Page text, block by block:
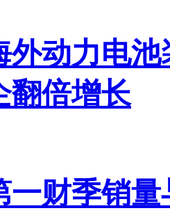
外动力电
翻倍增长
一财季销